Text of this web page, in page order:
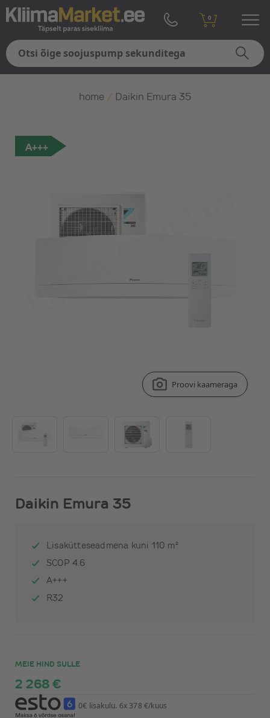
0
home / Daikin Emura 35
A+++
Proovi kaameraga
Daikin Emura 35
Lisakütteseadmena kuni 110 m²
SCOP 4.6
A+++
R32
MEIE HIND SULLE
2 268 €
0€ lisakulu. 6x 378 €/kuus